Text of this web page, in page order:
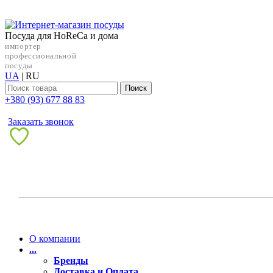
Посуда для HoReCa и дома
импортер
профессиональной
посуды
UA | RU
Поиск
+38‎0 (93) 677 88 83
Заказать звонок
О компании
...
Бренды